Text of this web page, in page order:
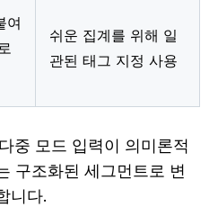
여
쉬운 집계를 위해 일
관된 태그 지정 사용
중 모드 입력이 의미론적
구조화된 세그먼트로 변
니다.